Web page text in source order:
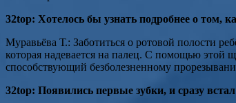
32top: Хотелось бы узнать подробнее о том,
Муравьёва Т.: Заботиться о ротовой полости
которая надевается на палец. С помощью этой
способствующий безболезненному
32top: Появились первые зубки, и сразу